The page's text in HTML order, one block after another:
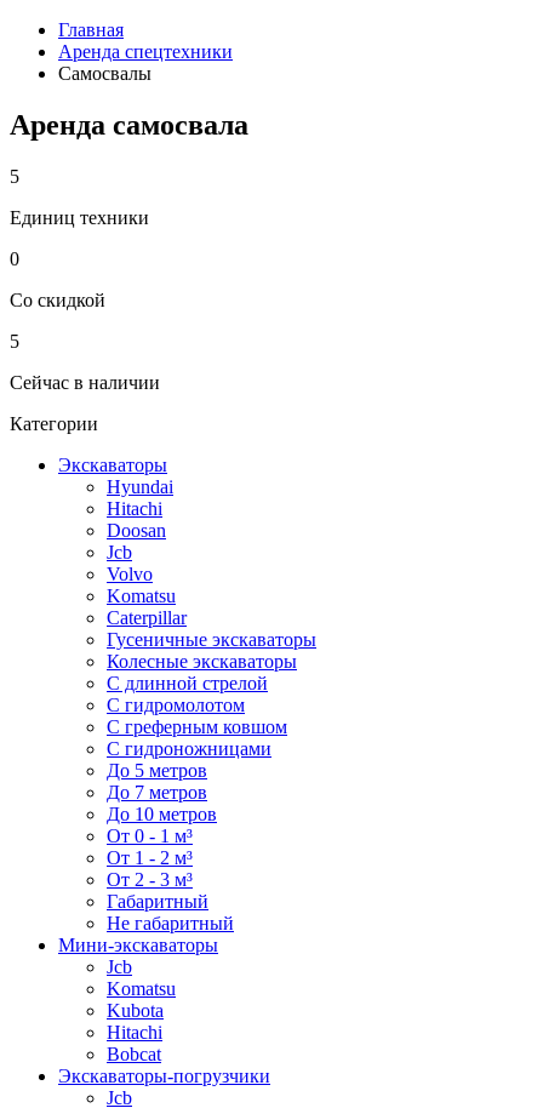
Главная
Аренда спецтехники
Самосвалы
Аренда самосвала
5
Единиц техники
0
Со скидкой
5
Сейчас в наличии
Категории
Экскаваторы
Hyundai
Hitachi
Doosan
Jcb
Volvo
Komatsu
Caterpillar
Гусеничные экскаваторы
Колесные экскаваторы
С длинной стрелой
С гидромолотом
С греферным ковшом
С гидроножницами
До 5 метров
До 7 метров
До 10 метров
От 0 - 1 м³
От 1 - 2 м³
От 2 - 3 м³
Габаритный
Не габаритный
Мини-экскаваторы
Jcb
Komatsu
Kubota
Hitachi
Bobcat
Экскаваторы-погрузчики
Jcb